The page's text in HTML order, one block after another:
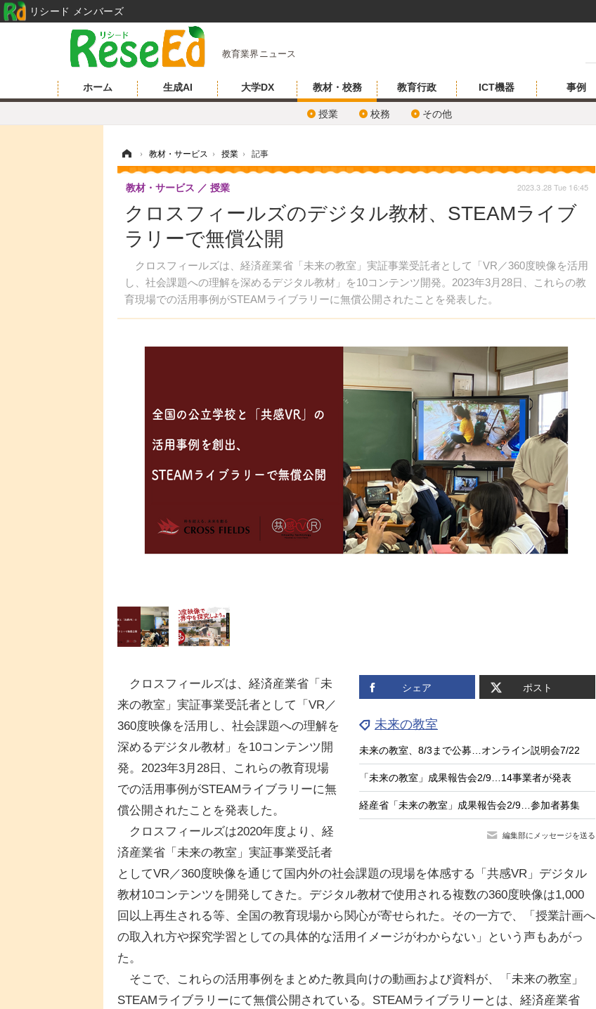
教育業界ニュース
ホーム 生成AI 大学DX 教材・校務
授業 校務 その他
教育行政 ICT機器 事例
› 教材・サービス › 授業 › 記事
クロスフィールズのデジタル教材、STEAMライブ
ラリーで無償公開
クロスフィールズは、経済産業省「未来の教室」実証事業受託者として「VR／360度映像を活用
し、社会課題への理解を深めるデジタル教材」を10コンテンツ開発。2023年3月28日、これらの教
育現場での活用事例がSTEAMライブラリーに無償公開されたことを発表した。
教材・サービス 授業 2023.3.28 Tue 16:45
シェア ポスト
未来の教室
未来の教室、8/3まで公募…オンライン説明会7/22
「未来の教室」成果報告会2/9…14事業者が発表
経産省「未来の教室」成果報告会2/9…参加者募集
編集部にメッセージを送る
クロスフィールズは、経済産業省「未
来の教室」実証事業受託者として「VR／
360度映像を活用し、社会課題への理解を
深めるデジタル教材」を10コンテンツ開
発。2023年3月28日、これらの教育現場
での活用事例がSTEAMライブラリーに無
償公開されたことを発表した。
クロスフィールズは2020年度より、経
済産業省「未来の教室」実証事業受託者
としてVR／360度映像を通じて国内外の社会課題の現場を体感する「共感VR」デジタル
教材10コンテンツを開発してきた。デジタル教材で使用される複数の360度映像は1,000
回以上再生される等、全国の教育現場から関心が寄せられた。その一方で、「授業計画へ
の取入れ方や探究学習としての具体的な活用イメージがわからない」という声もあがっ
た。
そこで、これらの活用事例をまとめた教員向けの動画および資料が、「未来の教室」
STEAMライブラリーにて無償公開されている。STEAMライブラリーとは、経済産業省
リシード メンバーズ